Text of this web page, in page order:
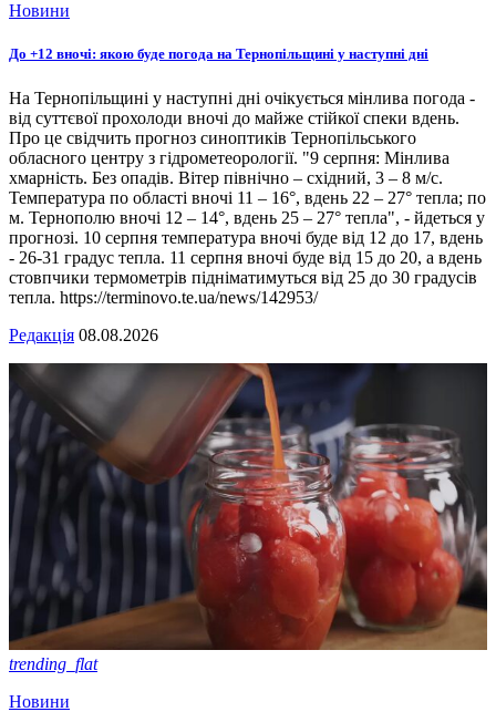
Новини
До +12 вночі: якою буде погода на Тернопільщині у наступні дні
На Тернопільщині у наступні дні очікується мінлива погода -
від суттєвої прохолоди вночі до майже стійкої спеки вдень.
Про це свідчить прогноз синоптиків Тернопільського
обласного центру з гідрометеорології. "9 серпня: Мінлива
хмарність. Без опадів. Вітер північно – східний, 3 – 8 м/с.
Температура по області вночі 11 – 16°, вдень 22 – 27° тепла; по
м. Тернополю вночі 12 – 14°, вдень 25 – 27° тепла", - йдеться у
прогнозі. 10 серпня температура вночі буде від 12 до 17, вдень
- 26-31 градус тепла. 11 серпня вночі буде від 15 до 20, а вдень
стовпчики термометрів підніматимуться від 25 до 30 градусів
тепла. https://terminovo.te.ua/news/142953/
Редакція 08.08.2026
trending_flat
Новини